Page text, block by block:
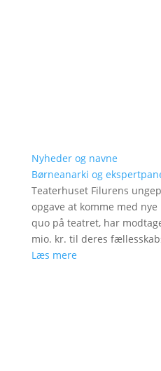
Nyheder og navne
Børneanarki og
Teaterhuset Filurens
opgave at komme med
quo på teatret, har
mio. kr. til deres
Læs mere